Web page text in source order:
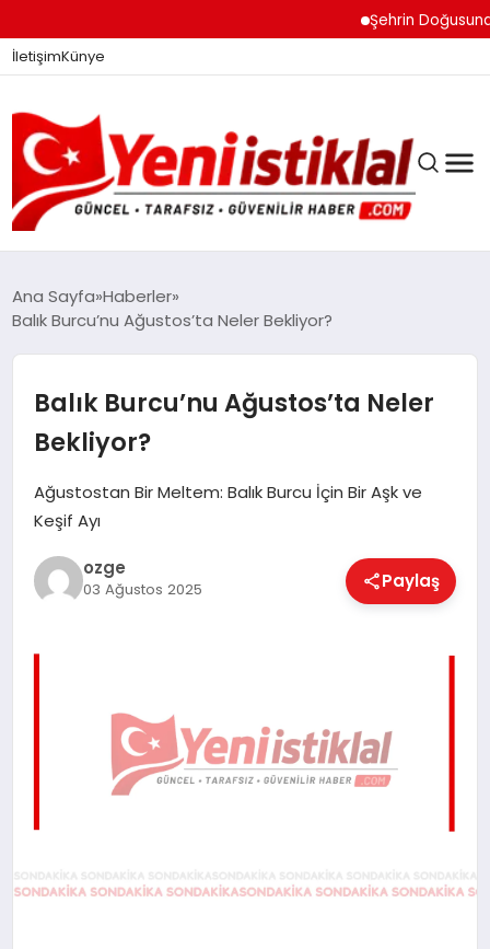
Şehrin Doğusundan
İletişimKünye
GÜNDEM
DÜNYA
EĞITIM
EKONOMI
Ana Sayfa Haberler
Balık Burcu’nu Ağustos’ta Neler Bekliyor?
Balık Burcu’nu Ağustos’ta Neler
Bekliyor?
Ağustostan Bir Meltem: Balık Burcu İçin Bir Aşk ve
Keşif Ayı
ozge
03 Ağustos 2025 Paylaş